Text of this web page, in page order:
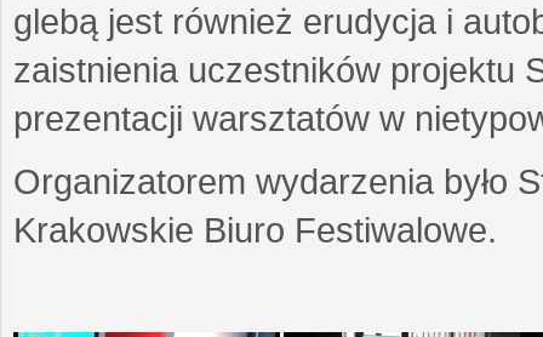
glebą jest również erudycja i
zaistnienia uczestników projektu
prezentacji warsztatów w
Organizatorem wydarzenia było
Krakowskie Biuro Festiwalowe.